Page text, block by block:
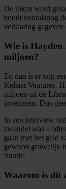
De token werd
houdt vooralsnog
verklaring gegeven
Wie is Hayden
miljoen?
En dan is er nog
Kelsier Ventures.
miljoen uit de
investeren. Dus
In een interview
zwendel was –
gaan met het geld
gewoon gruwelijk
fraude.
Waarom is dit